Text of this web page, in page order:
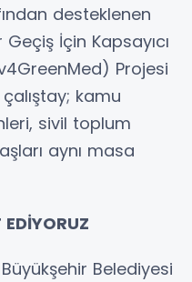
desteklenen
İçin Kapsayıcı
Projesi
kamu
sivil toplum
aynı masa
EDİYORUZ
Belediyesi